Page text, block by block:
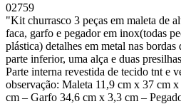
02759
"Kit churrasco 3 peças em maleta de
faca, garfo e pegador em inox(todas
plástica) detalhes em metal nas bordas
parte inferior, uma alça e duas
Parte interna revestida de tecido tnt e
observação: Maleta 11,9 cm x 37 cm
cm – Garfo 34,6 cm x 3,3 cm –